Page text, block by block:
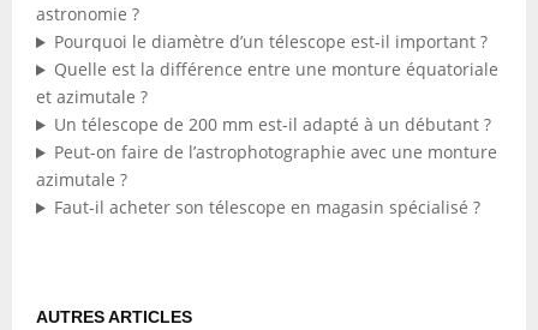
astronomie ?
Pourquoi le diamètre d’un télescope est-il important ?
Quelle est la différence entre une monture équatoriale
et azimutale ?
Un télescope de 200 mm est-il adapté à un débutant ?
Peut-on faire de l’astrophotographie avec une monture
azimutale ?
Faut-il acheter son télescope en magasin spécialisé ?
AUTRES ARTICLES